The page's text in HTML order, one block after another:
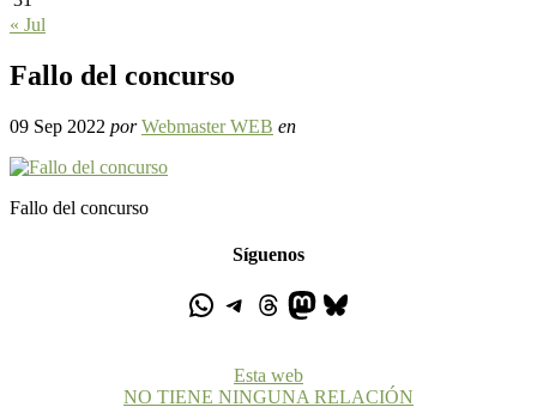
« Jul
Fallo del concurso
09 Sep 2022 por Webmaster WEB en
Fallo del concurso
Síguenos
Esta web
NO TIENE NINGUNA RELACIÓN